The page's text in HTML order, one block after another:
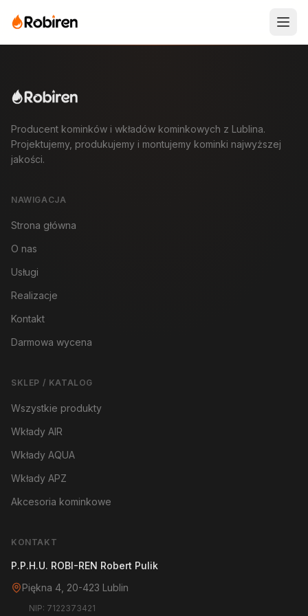
Producent kominków i wkładów kominkowych z Lublina.
Projektujemy, produkujemy i montujemy kominki najwyższej
jakości.
NAWIGACJA
Strona główna
O nas
Usługi
Realizacje
Kontakt
Darmowa wycena
SKLEP / KATALOG
Wszystkie produkty
Wkłady AIR
Wkłady AQUA
Wkłady APZ
Akcesoria kominkowe
KONTAKT
P.P.H.U. ROBI-REN Robert Pulik
Piękna 4, 20-423 Lublin
NIP: 7122373421